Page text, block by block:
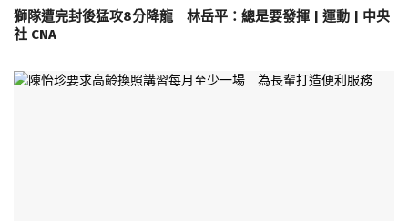
獅隊遭完封後猛攻8分降龍 林岳平：總是要發揮 | 運動 | 中央
社 CNA